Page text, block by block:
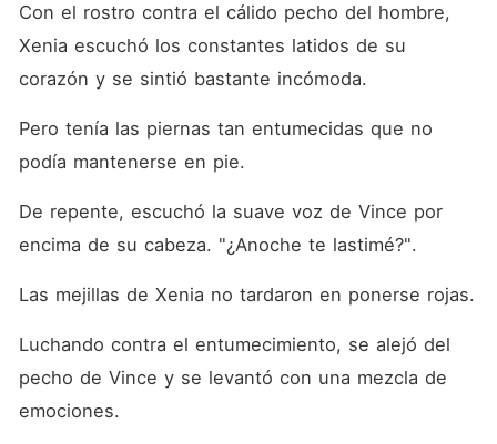
Con el rostro contra el cálido pecho del hombre,
Xenia escuchó los constantes latidos de su
corazón y se sintió bastante incómoda.
Pero tenía las piernas tan entumecidas que no
podía mantenerse en pie.
De repente, escuchó la suave voz de Vince por
encima de su cabeza. "¿Anoche te lastimé?".
Luchando contra el entumecimiento, se alejó del
pecho de Vince y se levantó con una mezcla de
emociones.